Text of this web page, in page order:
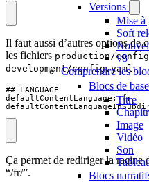
Versions
Mise à
Soft
v8
Comprendre les
Blocs de base
Titre
Image
Vidéo
Son
Blocs
Il faut aussi d’autres options de
les fichiers production/
development/config.yaml.
## LANGUAGE
defaultContentLanguage: fr
Ça permet de rediriger la racine
“/fr/”.